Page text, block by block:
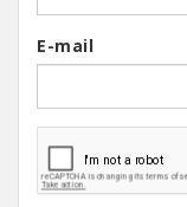
E-mail